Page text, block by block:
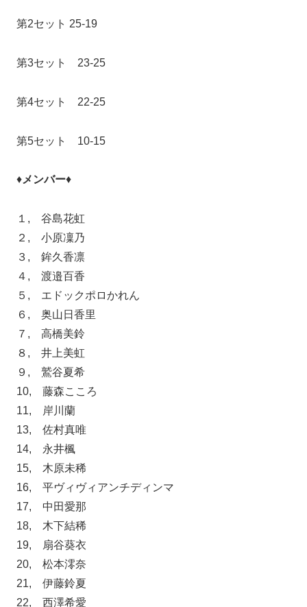
第2セット 25-19
第3セット 23-25
第4セット 22-25
第5セット 10-15
♦メンバー♦
１, 谷島花虹
２, 小原凜乃
３, 鉾久香凛
４, 渡邉百香
５, エドックポロかれん
６, 奥山日香里
７, 高橋美鈴
８, 井上美虹
９, 鷲谷夏希
10, 藤森こころ
11, 岸川蘭
13, 佐村真唯
14, 永井楓
15, 木原未稀
16, 平ヴィヴィアンチディンマ
17, 中田愛那
18, 木下結稀
19, 扇谷葵衣
20, 松本澪奈
21, 伊藤鈴夏
22, 西澤希愛